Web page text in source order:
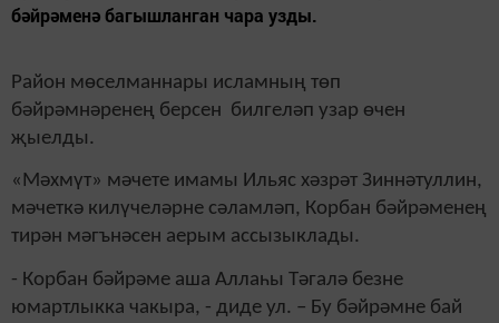
бәйрәменә багышланган чара узды.
Район мөселманнары исламның төп
бәйрәмнәренең берсен билгеләп узар өчен
җыелды.
«Мәхмүт» мәчете имамы Ильяс хәзрәт Зиннәтуллин,
мәчеткә килүчеләрне сәламләп, Корбан бәйрәменең
тирән мәгънәсен аерым ассызыклады.
- Корбан бәйрәме аша Аллаһы Тәгалә безне
юмартлыкка чакыра, - диде ул. – Бу бәйрәмне бай